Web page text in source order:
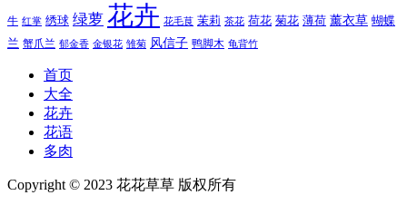
牛 红掌 绣球 绿萝 花卉 花毛茛 茉莉 茶花 荷花 菊花 薄荷 薰衣草 蝴蝶
兰 蟹爪兰 郁金香 金银花 雏菊 风信子 鸭脚木 龟背竹
首页
大全
花卉
花语
多肉
Copyright © 2023 花花草草 版权所有